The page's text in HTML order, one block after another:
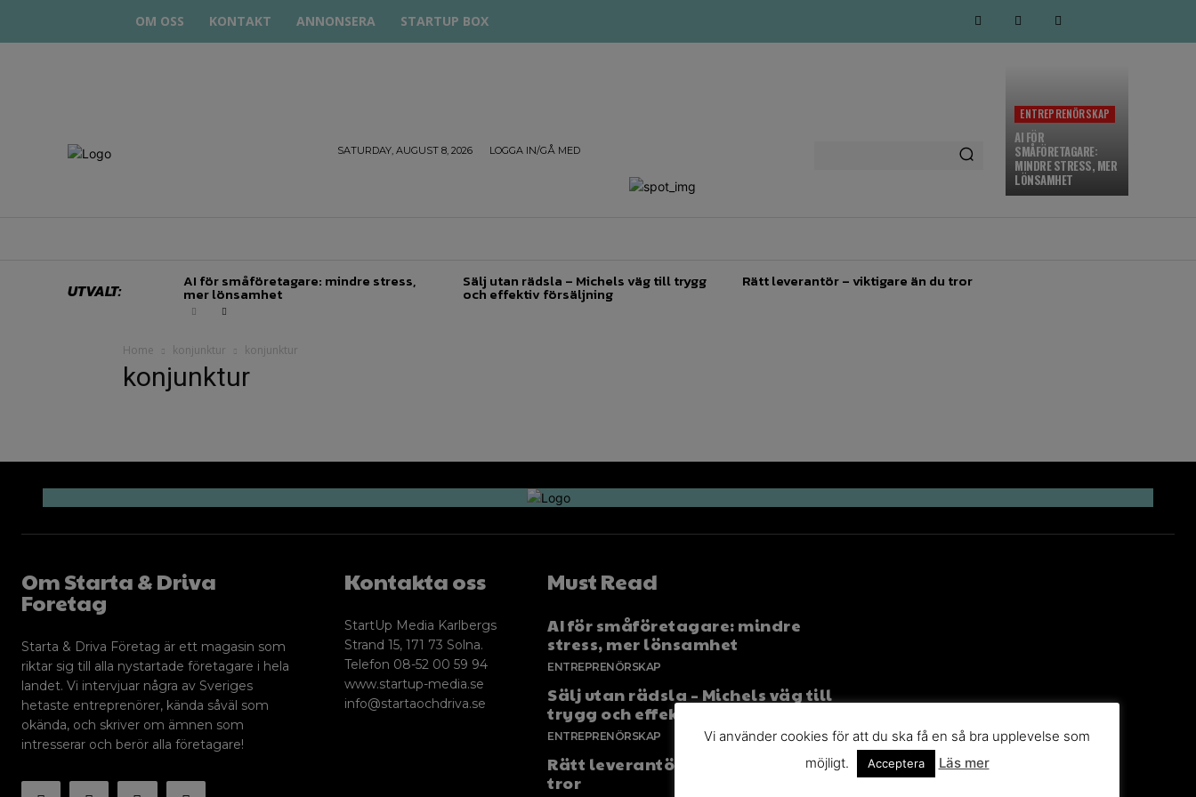
OM OSS KONTAKT ANNONSERA STARTUP BOX
SATURDAY, AUGUST 8, 2026 LOGGA IN/GÅ MED
ENTREPRENÖRSKAP
AI FÖR
SMÅFÖRETAGARE:
MINDRE STRESS, MER
LÖNSAMHET
UTVALT: AI för småföretagare: mindre stress,
mer lönsamhet
Sälj utan rädsla – Michels väg till trygg
och effektiv försäljning
Rätt leverantör – viktigare än du tror
Home konjunktur konjunktur
konjunktur
Om Starta & Driva
Foretag
Starta & Driva Företag är ett magasin som
riktar sig till alla nystartade företagare i hela
landet. Vi intervjuar några av Sveriges
hetaste entreprenörer, kända såväl som
okända, och skriver om ämnen som
intresserar och berör alla företagare!
Kontakta oss
StartUp Media Karlbergs
Strand 15, 171 73 Solna.
Telefon 08-52 00 59 94
www.startup-media.se
info@startaochdriva.se
Must Read
AI för småföretagare: mindre
stress, mer lönsamhet
ENTREPRENÖRSKAP
Sälj utan rädsla – Michels väg till
trygg och effektiv försäljning
ENTREPRENÖRSKAP
Rätt leverantör – viktigare än du
tror
Vi använder cookies för att du ska få en så bra upplevelse som
möjligt.
Acceptera Läs mer